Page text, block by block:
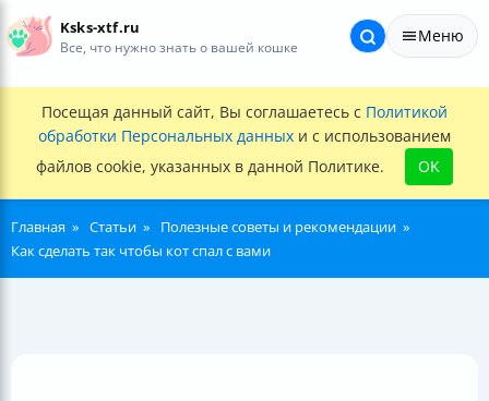
Ksks-xtf.ru
Все, что нужно знать о вашей кошке
Меню
Посещая данный сайт, Вы соглашаетесь с Политикой
обработки Персональных данных и с использованием
файлов cookie, указанных в данной Политике.
OK
Главная Статьи
Полезные советы и рекомендации
Как сделать так чтобы кот спал с вами